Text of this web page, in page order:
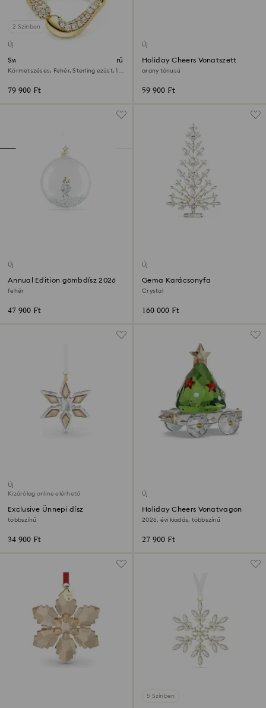
2 Színben
Új
Swarovski Classica nyitott gyűrű
Körmetszéses, Fehér, Sterling ezüst, 18
79 900 Ft
Új
Holiday Cheers Vonatszett
arany tónusú
59 900 Ft
Új
Annual Edition gömbdísz 2026
fehér
47 900 Ft
Új
Gema Karácsonyfa
Crystal
160 000 Ft
Új
Kizárólag online elérhető
Exclusive Ünnepi dísz
többszínű
34 900 Ft
Új
Holiday Cheers Vonatvagon
2026. évi kiadás, többszínű
27 900 Ft
5 Színben